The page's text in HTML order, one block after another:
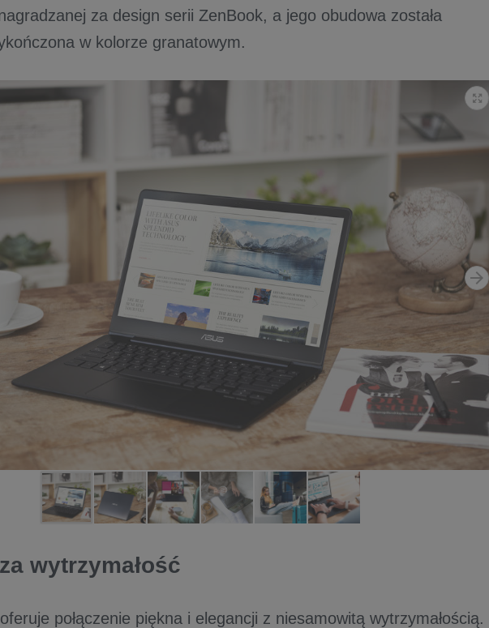
za design serii ZenBook, a jego obudowa została
w kolorze granatowym.
wytrzymałość
połączenie piękna i elegancji z niesamowitą wytrzymałością.